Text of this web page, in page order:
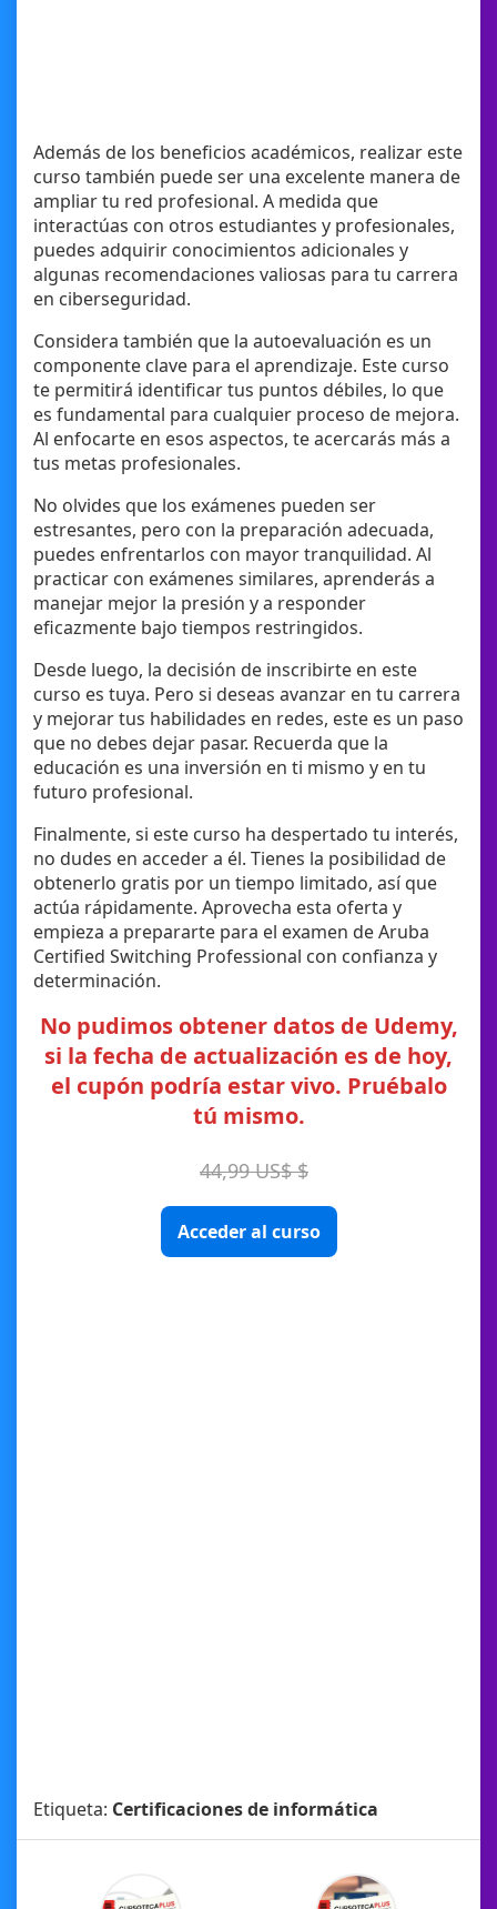
Además de los beneficios académicos, realizar este
curso también puede ser una excelente manera de
ampliar tu red profesional. A medida que
interactúas con otros estudiantes y profesionales,
puedes adquirir conocimientos adicionales y
algunas recomendaciones valiosas para tu carrera
en ciberseguridad.
Considera también que la autoevaluación es un
componente clave para el aprendizaje. Este curso
te permitirá identificar tus puntos débiles, lo que
es fundamental para cualquier proceso de mejora.
Al enfocarte en esos aspectos, te acercarás más a
tus metas profesionales.
No olvides que los exámenes pueden ser
estresantes, pero con la preparación adecuada,
puedes enfrentarlos con mayor tranquilidad. Al
practicar con exámenes similares, aprenderás a
manejar mejor la presión y a responder
eficazmente bajo tiempos restringidos.
Desde luego, la decisión de inscribirte en este
curso es tuya. Pero si deseas avanzar en tu carrera
y mejorar tus habilidades en redes, este es un paso
que no debes dejar pasar. Recuerda que la
educación es una inversión en ti mismo y en tu
futuro profesional.
Finalmente, si este curso ha despertado tu interés,
no dudes en acceder a él. Tienes la posibilidad de
obtenerlo gratis por un tiempo limitado, así que
actúa rápidamente. Aprovecha esta oferta y
empieza a prepararte para el examen de Aruba
Certified Switching Professional con confianza y
determinación.
No pudimos obtener datos de Udemy,
si la fecha de actualización es de hoy,
el cupón podría estar vivo. Pruébalo
tú mismo.
44,99 US$ $
Acceder al curso
Etiqueta: Certificaciones de informática